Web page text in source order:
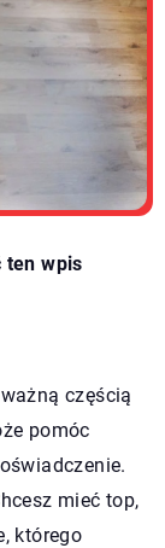
ten wpis
częścią
pomóc
mieć top,
którego